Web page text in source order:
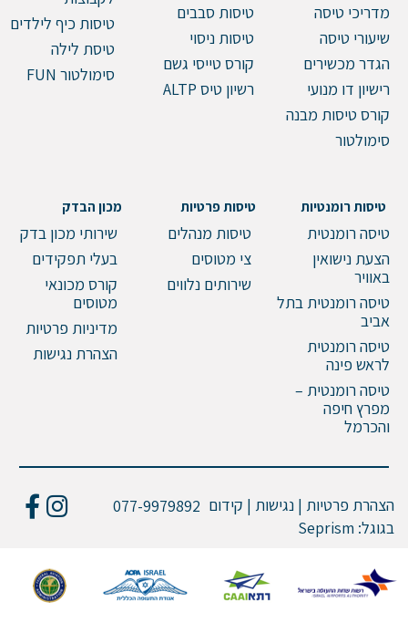
מדריכי טיסה
שיעורי טיסה
הגדר מכשירים
רישיון דו מנועי
קורס טיסות מבנה
סימולטור
טיסות סבבים
טיסות ניסוי
קורס טייסי גשם
רשיון טיס ALTP
טיסות כיף לילדים
טיסת לילה
סימולטור FUN
טיסות רומנטיות
טיסה רומנטית
הצעת נישואין
באוויר
טיסה רומנטית בתל
אביב
טיסה רומנטית
לראש פינה
טיסה רומנטית –
מפרץ חיפה
והכרמל
טיסות פרטיות
טיסות מנהלים
צי מטוסים
שירותים נלווים
מכון הבדק
שירותי מכון בדק
בעלי תפקידים
קורס מכונאי
מטוסים
מדיניות פרטיות
הצהרת נגישות
הצהרת פרטיות | נגישות | קידום
בגוגל: Seprism
077-9979892